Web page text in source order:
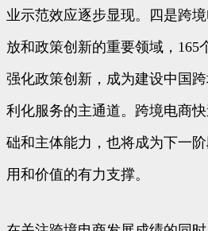
业示范效应逐步显现。四是跨
放和政策创新的重要领域，165
强化政策创新，成为建设中国
利化服务的主通道。跨境电商
础和主体能力，也将成为下一
用和价值的有力支撑。